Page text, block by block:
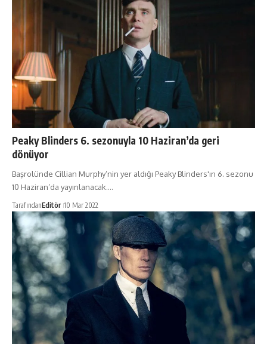
Peaky Blinders 6. sezonuyla 10 Haziran’da geri
dönüyor
Başrolünde Cillian Murphy’nin yer aldığı Peaky Blinders'ın 6. sezonu
10 Haziran’da yayınlanacak.…
TarafındanEditör 10 Mar 2022